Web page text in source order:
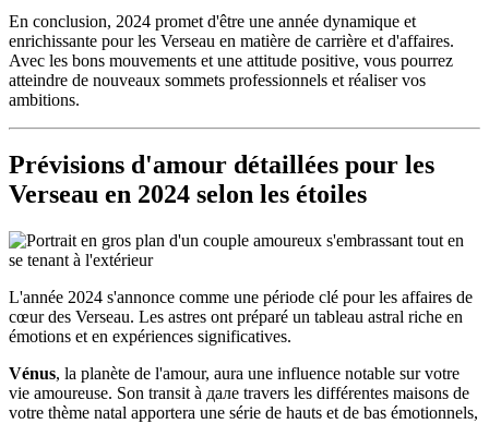
En conclusion, 2024 promet d'être une année dynamique et
enrichissante pour les Verseau en matière de carrière et d'affaires.
Avec les bons mouvements et une attitude positive, vous pourrez
atteindre de nouveaux sommets professionnels et réaliser vos
ambitions.
Prévisions d'amour détaillées pour les
Verseau en 2024 selon les étoiles
L'année 2024 s'annonce comme une période clé pour les affaires de
cœur des Verseau. Les astres ont préparé un tableau astral riche en
émotions et en expériences significatives.
Vénus, la planète de l'amour, aura une influence notable sur votre
vie amoureuse. Son transit à дале travers les différentes maisons de
votre thème natal apportera une série de hauts et de bas émotionnels,